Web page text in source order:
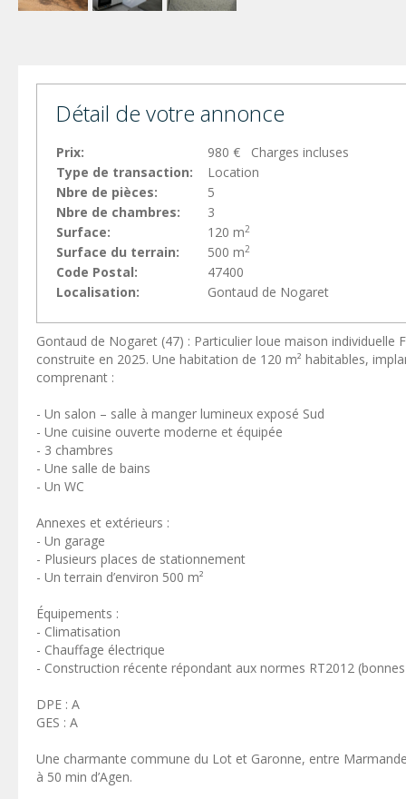
Détail de votre annonce
Prix:
980 € Charges incluses
Type de transaction:
Location
Nbre de pièces:
5
Nbre de chambres:
3
Surface:
120 m2
Surface du terrain: 500 m2
Code Postal:
47400
Localisation:
Gontaud de Nogaret
Gontaud de Nogaret (47) : Particulier loue maison individuelle
construite en 2025. Une habitation de 120 m² habitables,
comprenant :
- Un salon – salle à manger lumineux exposé Sud
- Une cuisine ouverte moderne et équipée
- 3 chambres
- Une salle de bains
- Un WC
Annexes et extérieurs :
- Un garage
- Plusieurs places de stationnement
- Un terrain d’environ 500 m²
Équipements :
- Climatisation
- Chauffage électrique
- Construction récente répondant aux normes RT2012
DPE : A
GES : A
Une charmante commune du Lot et Garonne, entre
à 50 min d’Agen.